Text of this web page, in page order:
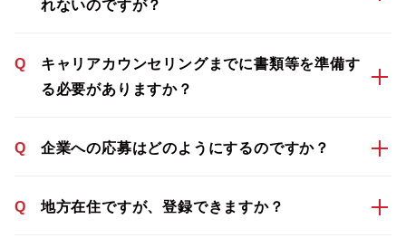
れないのですが？
Q
キャリアカウンセリングまでに書類等を準備す
る必要がありますか？
Q 企業への応募はどのようにするのですか？
Q 地方在住ですが、登録できますか？